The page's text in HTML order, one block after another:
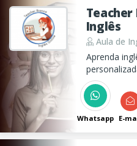
Teacher
Inglês
Aula de
Aprenda
te darão
idioma.
Whatsapp E-